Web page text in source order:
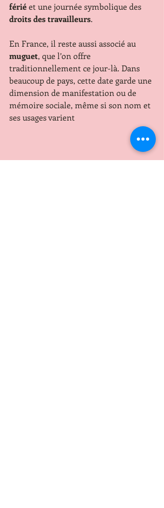
férié et une journée symbolique des
droits des travailleurs.
En France, il reste aussi associé au
muguet, que l’on offre
traditionnellement ce jour-là. Dans
beaucoup de pays, cette date garde une
dimension de manifestation ou de
mémoire sociale, même si son nom et
ses usages varient